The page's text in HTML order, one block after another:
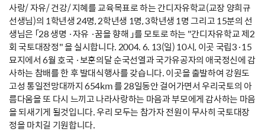
사랑/ 자유/ 건강/ 지혜를 교육목표로 하는 간디자유학교(교장 양희규
선생님)의 1학년생 24명, 2학년생 1명, 3학년생 1명 그리고 15분의 선
생님은 「28 생명 ·자유 ·꿈을 향해 」를 모토로 하는 "간디자유학교 제2
회 국토대장정" 을 실시합니다. 2004. 6. 13(일) 10시, 이곳 국립3·15
묘지에서 6월 호국 ·보훈의달 순국선열과 국가유공자의 애국정신에 감
사하는 참배를 한 후 발대식행사를 갖습니다. 이곳을 출발하여 강원도
고성 통일전망대까지 654km 를 28일동안 걸어가면서 우리국토의 아
름다움을 또 다시 느끼고 나라사랑하는 마음과 부모에게 감사하는 마음
을 되새기게 될것입니다. 우리 모두는 참가자 전원이 무사히 국토대장
정을 마치길 기원합니다.